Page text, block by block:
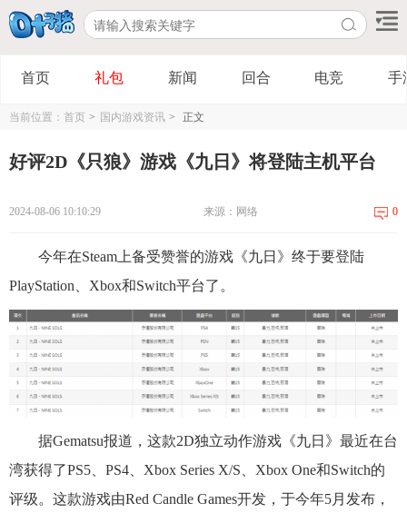
首页 礼包 新闻 回合 电竞 手
当前位置： 首页 > 国内游戏资讯 > 正文
好评2D《只狼》游戏《九日》将登陆主机平台
2024-08-06 10:10:29 来源：网络 0
今年在Steam上备受赞誉的游戏《九日》终于要登陆
PlayStation、Xbox和Switch平台了。
据Gematsu报道，这款2D独立动作游戏《九日》最近在台
湾获得了PS5、PS4、Xbox Series X/S、Xbox One和Switch的
评级。这款游戏由Red Candle Games开发，于今年5月发布，